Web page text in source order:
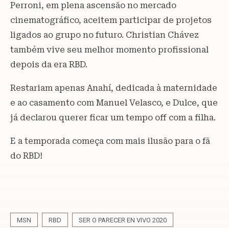
Perroni, em plena ascensão no mercado
cinematográfico, aceitem participar de projetos
ligados ao grupo no futuro. Christian Chávez
também vive seu melhor momento profissional
depois da era RBD.
Restariam apenas Anahí, dedicada à maternidade
e ao casamento com Manuel Velasco, e Dulce, que
já declarou querer ficar um tempo off com a filha.
E a temporada começa com mais ilusão para o fã
do RBD!
MSN RBD SER O PARECER EN VIVO 2020